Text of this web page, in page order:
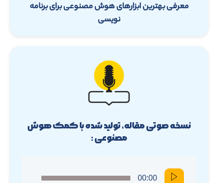
معرفی بهترین ابزارهای هوش مصنوعی برای برنامه
نویسی
نسخه صوتی مقاله، تولید شده با کمک هوش
مصنوعی :
00:00